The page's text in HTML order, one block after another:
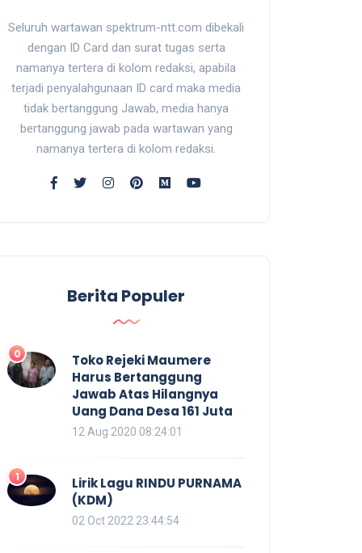
Seluruh wartawan spektrum-ntt.com dibekali
dengan ID Card dan surat tugas serta
namanya tertera di kolom redaksi, apabila
terjadi penyalahgunaan ID card maka media
tidak bertanggung Jawab, media hanya
bertanggung jawab pada wartawan yang
namanya tertera di kolom redaksi.
Berita Populer
0
Toko Rejeki Maumere
Harus Bertanggung
Jawab Atas Hilangnya
Uang Dana Desa 161 Juta
12 Aug 2020 08:24:01
1
Lirik Lagu RINDU PURNAMA
(KDM)
02 Oct 2022 23:44:54